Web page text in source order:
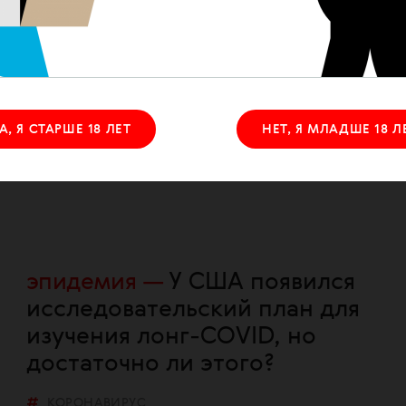
Я СТАРШЕ 18 ЛЕТ НЕТ, Я МЛАДШЕ 18
эпидемия
против гриппа и ковида: в
США готовят к одобрению
комбинированные вакцины
КОРОНАВИРУС
эпидемия
У США появился
исследовательский план для
изучения лонг-COVID, но
достаточно ли этого?